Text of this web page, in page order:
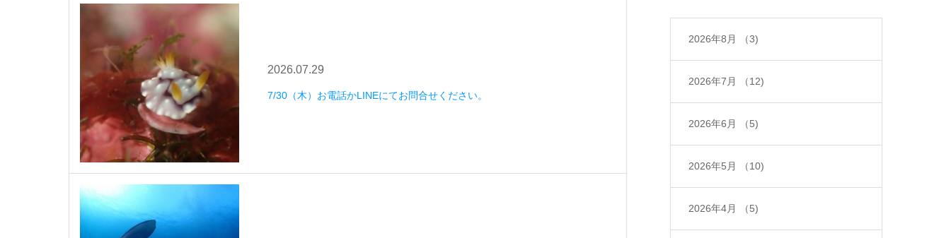
2026.07.29
7/30（木）お電話かLINEにてお問合せください。
2026年8月 （3)
2026年7月 （12)
2026年6月 （5)
2026年5月 （10)
2026年4月 （5)